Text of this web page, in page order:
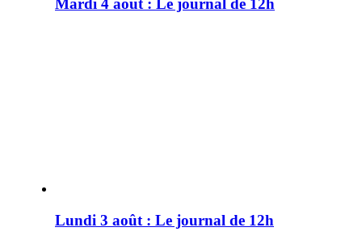
Mardi 4 août : Le journal de 12h
Lundi 3 août : Le journal de 12h